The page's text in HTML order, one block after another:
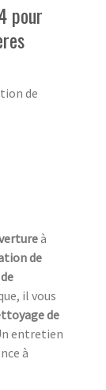
pour
de
à
de
il vous
de
entretien
à